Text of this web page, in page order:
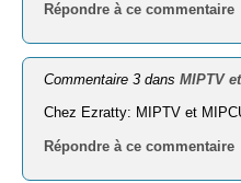
Répondre à ce commentaire
Commentaire 3 dansMIPTV
Chez Ezratty: MIPTV et
Répondre à ce commentaire